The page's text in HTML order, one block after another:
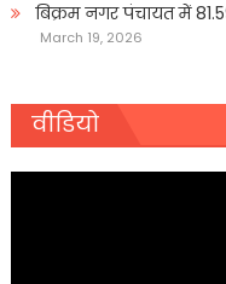
बिक्रम नगर पंचायत में
March 19, 2026
वीडियो